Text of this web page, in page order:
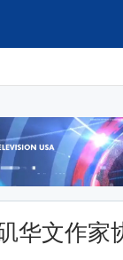
华文作家